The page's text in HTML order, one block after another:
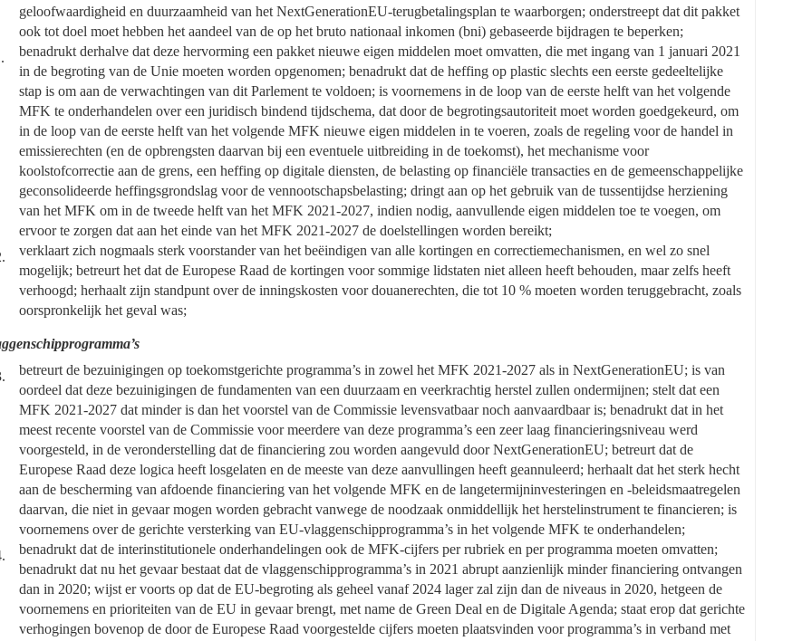
geloofwaardigheid en duurzaamheid van het NextGenerationEU-terugbetalingsplan te waarborgen; onderstreept dat dit pakket
ook tot doel moet hebben het aandeel van de op het bruto nationaal inkomen (bni) gebaseerde bijdragen te beperken;
benadrukt derhalve dat deze hervorming een pakket nieuwe eigen middelen moet omvatten, die met ingang van 1 januari 2021
in de begroting van de Unie moeten worden opgenomen; benadrukt dat de heffing op plastic slechts een eerste gedeeltelijke
stap is om aan de verwachtingen van dit Parlement te voldoen; is voornemens in de loop van de eerste helft van het volgende
MFK te onderhandelen over een juridisch bindend tijdschema, dat door de begrotingsautoriteit moet worden goedgekeurd, om
in de loop van de eerste helft van het volgende MFK nieuwe eigen middelen in te voeren, zoals de regeling voor de handel in
emissierechten (en de opbrengsten daarvan bij een eventuele uitbreiding in de toekomst), het mechanisme voor
koolstofcorrectie aan de grens, een heffing op digitale diensten, de belasting op financiële transacties en de gemeenschappelijke
geconsolideerde heffingsgrondslag voor de vennootschapsbelasting; dringt aan op het gebruik van de tussentijdse herziening
van het MFK om in de tweede helft van het MFK 2021-2027, indien nodig, aanvullende eigen middelen toe te voegen, om
ervoor te zorgen dat aan het einde van het MFK 2021-2027 de doelstellingen worden bereikt;
verklaart zich nogmaals sterk voorstander van het beëindigen van alle kortingen en correctiemechanismen, en wel zo snel
mogelijk; betreurt het dat de Europese Raad de kortingen voor sommige lidstaten niet alleen heeft behouden, maar zelfs heeft
verhoogd; herhaalt zijn standpunt over de inningskosten voor douanerechten, die tot 10 % moeten worden teruggebracht, zoals
oorspronkelijk het geval was;
betreurt de bezuinigingen op toekomstgerichte programma’s in zowel het MFK 2021-2027 als in NextGenerationEU; is van
oordeel dat deze bezuinigingen de fundamenten van een duurzaam en veerkrachtig herstel zullen ondermijnen; stelt dat een
MFK 2021-2027 dat minder is dan het voorstel van de Commissie levensvatbaar noch aanvaardbaar is; benadrukt dat in het
meest recente voorstel van de Commissie voor meerdere van deze programma’s een zeer laag financieringsniveau werd
voorgesteld, in de veronderstelling dat de financiering zou worden aangevuld door NextGenerationEU; betreurt dat de
Europese Raad deze logica heeft losgelaten en de meeste van deze aanvullingen heeft geannuleerd; herhaalt dat het sterk hecht
aan de bescherming van afdoende financiering van het volgende MFK en de langetermijninvesteringen en -beleidsmaatregelen
daarvan, die niet in gevaar mogen worden gebracht vanwege de noodzaak onmiddellijk het herstelinstrument te financieren; is
voornemens over de gerichte versterking van EU-vlaggenschipprogramma’s in het volgende MFK te onderhandelen;
benadrukt dat de interinstitutionele onderhandelingen ook de MFK-cijfers per rubriek en per programma moeten omvatten;
benadrukt dat nu het gevaar bestaat dat de vlaggenschipprogramma’s in 2021 abrupt aanzienlijk minder financiering ontvangen
dan in 2020; wijst er voorts op dat de EU-begroting als geheel vanaf 2024 lager zal zijn dan de niveaus in 2020, hetgeen de
voornemens en prioriteiten van de EU in gevaar brengt, met name de Green Deal en de Digitale Agenda; staat erop dat gerichte
verhogingen bovenop de door de Europese Raad voorgestelde cijfers moeten plaatsvinden voor programma’s in verband met